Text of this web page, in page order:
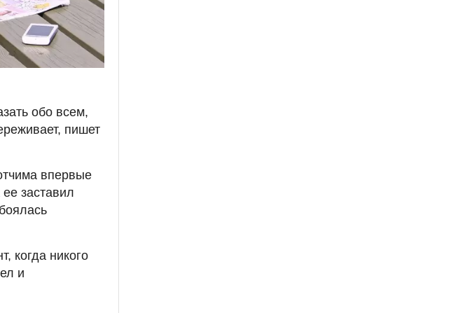
обо всем,
пишет
впервые
заставил
когда никого
и